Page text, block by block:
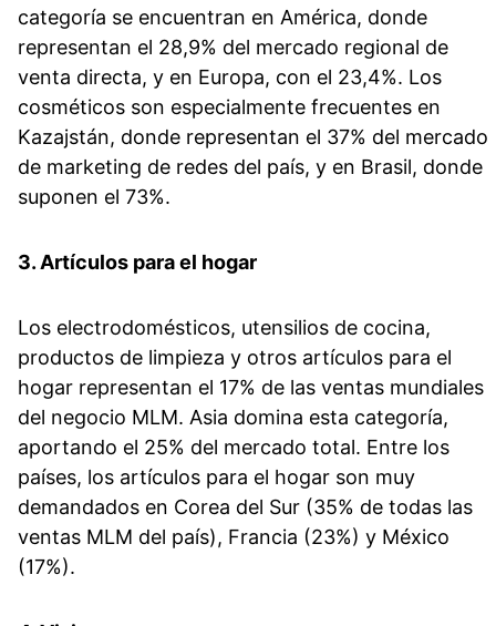
categoría se encuentran en América, donde
representan el 28,9% del mercado regional de
venta directa, y en Europa, con el 23,4%. Los
cosméticos son especialmente frecuentes en
Kazajstán, donde representan el 37% del mercado
de marketing de redes del país, y en Brasil, donde
suponen el 73%.
3. Artículos para el hogar
Los electrodomésticos, utensilios de cocina,
productos de limpieza y otros artículos para el
hogar representan el 17% de las ventas mundiales
del negocio MLM. Asia domina esta categoría,
aportando el 25% del mercado total. Entre los
países, los artículos para el hogar son muy
demandados en Corea del Sur (35% de todas las
ventas MLM del país), Francia (23%) y México
(17%).